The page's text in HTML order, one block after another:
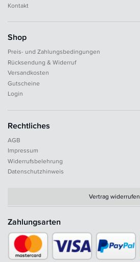
Kontakt
Shop
Preis- und Zahlungsbedingungen
Rücksendung & Widerruf
Versandkosten
Gutscheine
Login
Rechtliches
AGB
Impressum
Widerrufsbelehrung
Datenschutzhinweis
Vertrag widerrufen
Zahlungsarten